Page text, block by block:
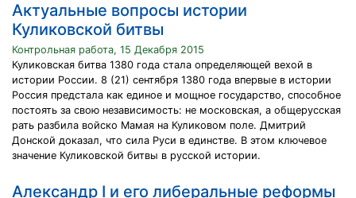
Актуальные вопросы истории
Куликовской битвы
Контрольная работа, 15 Декабря 2015
Куликовская битва 1380 года стала определяющей вехой в
истории России. 8 (21) сентября 1380 года впервые в истории
Россия предстала как единое и мощное государство, способное
постоять за свою независимость: не московская, а общерусская
рать разбила войско Мамая на Куликовом поле. Дмитрий
Донской доказал, что сила Руси в единстве. В этом ключевое
значение Куликовской битвы в русской истории.
Александр I и его либеральные реформы